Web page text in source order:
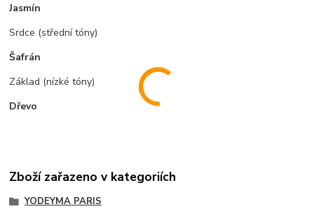
Jasmín
Srdce (střední tóny)
Šafrán
Základ (nízké tóny)
Dřevo
Zboží zařazeno v kategoriích
YODEYMA PARIS